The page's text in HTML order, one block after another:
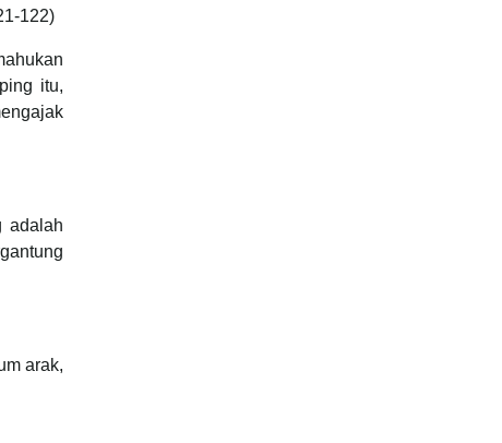
122)
itu,
adalah
arak,